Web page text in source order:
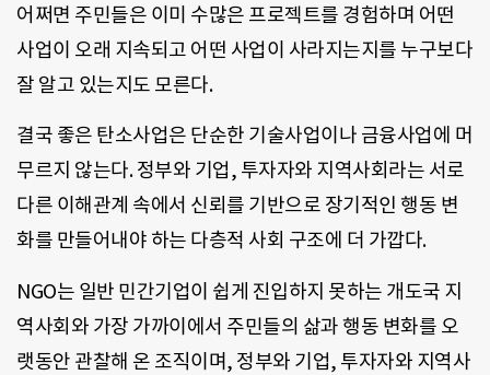
어쩌면 주민들은 이미 수많은 프로젝트를 경험하며 어떤
사업이 오래 지속되고 어떤 사업이 사라지는지를 누구보다
잘 알고 있는지도 모른다.
결국 좋은 탄소사업은 단순한 기술사업이나 금융사업에 머
무르지 않는다. 정부와 기업, 투자자와 지역사회라는 서로
다른 이해관계 속에서 신뢰를 기반으로 장기적인 행동 변
화를 만들어내야 하는 다층적 사회 구조에 더 가깝다.
NGO는 일반 민간기업이 쉽게 진입하지 못하는 개도국 지
역사회와 가장 가까이에서 주민들의 삶과 행동 변화를 오
랫동안 관찰해 온 조직이며, 정부와 기업, 투자자와 지역사